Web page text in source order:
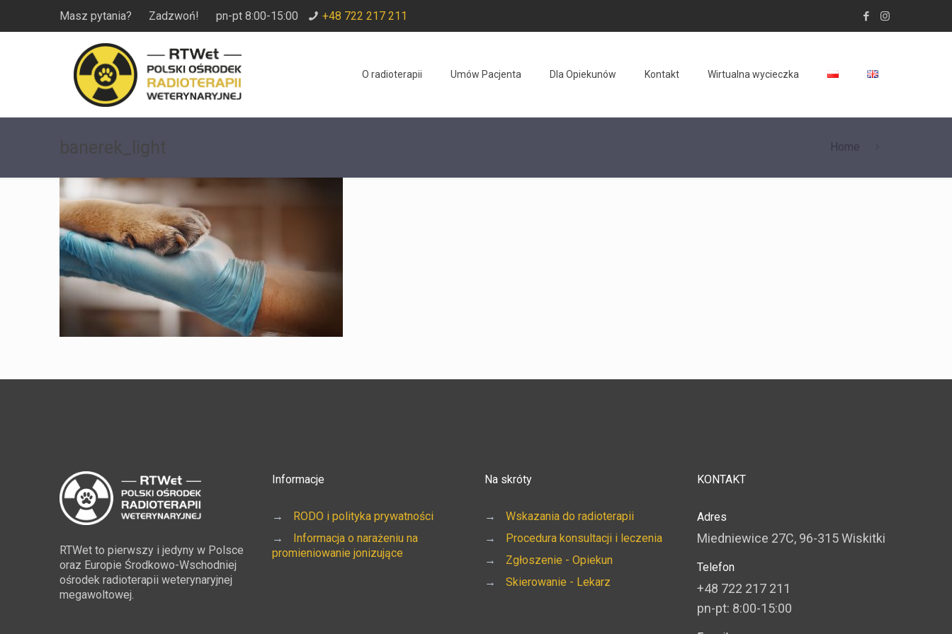
Masz pytania? Zadzwoń! pn-pt 8:00-15:00 +48 722 217 211
O radioterapii Umów Pacjenta Dla Opiekunów Kontakt Wirtualna wycieczka
banerek_light Home
RTWet to pierwszy i jedyny w Polsce
oraz Europie Środkowo-Wschodniej
ośrodek radioterapii weterynaryjnej
megawoltowej.
Informacje
→
RODO i polityka prywatności
→
Informacja o narażeniu na
promieniowanie jonizujące
Na skróty
→
Wskazania do radioterapii
→
Procedura konsultacji i leczenia
→
Zgłoszenie - Opiekun
→
Skierowanie - Lekarz
KONTAKT
Adres
Miedniewice 27C, 96-315 Wiskitki
Telefon
+48 722 217 211
pn-pt: 8:00-15:00